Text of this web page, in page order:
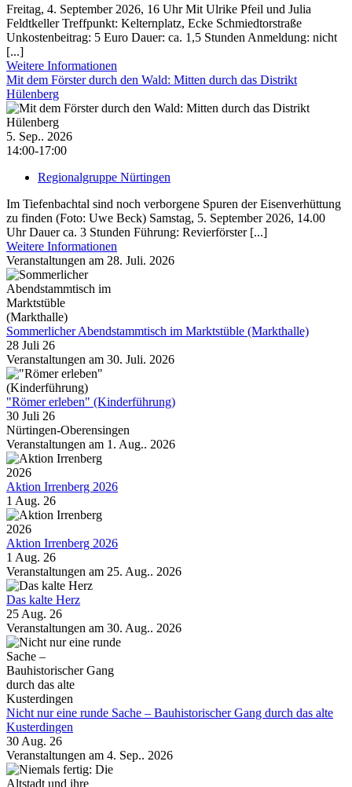
Freitag, 4. September 2026, 16 Uhr Mit Ulrike Pfeil und Julia
Feldtkeller Treffpunkt: Kelternplatz, Ecke Schmiedtorstraße
Unkostenbeitrag: 5 Euro Dauer: ca. 1,5 Stunden Anmeldung: nicht
[...]
Weitere Informationen
Mit dem Förster durch den Wald: Mitten durch das Distrikt
Hülenberg
5. Sep.. 2026
14:00-17:00
Regionalgruppe Nürtingen
Im Tiefenbachtal sind noch verborgene Spuren der Eisenverhüttung
zu finden (Foto: Uwe Beck) Samstag, 5. September 2026, 14.00
Uhr Dauer ca. 3 Stunden Führung: Revierförster [...]
Weitere Informationen
Veranstaltungen am 28. Juli. 2026
Sommerlicher Abendstammtisch im Marktstüble (Markthalle)
28 Juli 26
Veranstaltungen am 30. Juli. 2026
"Römer erleben" (Kinderführung)
30 Juli 26
Nürtingen-Oberensingen
Veranstaltungen am 1. Aug.. 2026
Aktion Irrenberg 2026
1 Aug. 26
Aktion Irrenberg 2026
1 Aug. 26
Veranstaltungen am 25. Aug.. 2026
Das kalte Herz
25 Aug. 26
Veranstaltungen am 30. Aug.. 2026
Nicht nur eine runde Sache – Bauhistorischer Gang durch das alte
Kusterdingen
30 Aug. 26
Veranstaltungen am 4. Sep.. 2026